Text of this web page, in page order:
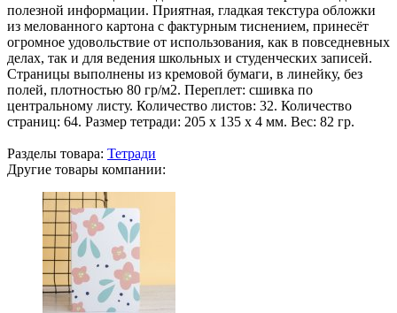
полезной информации. Приятная, гладкая текстура обложки
из мелованного картона с фактурным тиснением, принесёт
огромное удовольствие от использования, как в повседневных
делах, так и для ведения школьных и студенческих записей.
Страницы выполнены из кремовой бумаги, в линейку, без
полей, плотностью 80 гр/м2. Переплет: сшивка по
центральному листу. Количество листов: 32. Количество
страниц: 64. Размер тетради: 205 х 135 х 4 мм. Вес: 82 гр.
Разделы товара: Тетради
Другие товары компании: